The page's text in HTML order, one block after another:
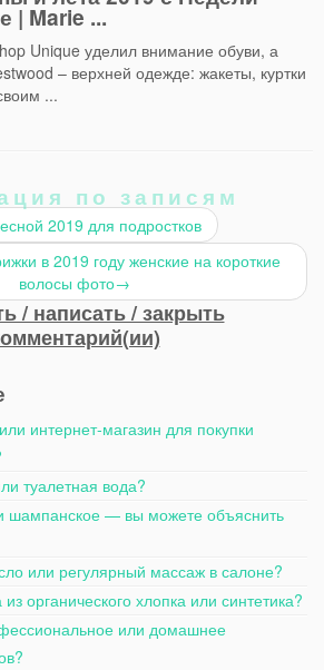
| Marie ...
Unique уделил внимание обуви, а
– верхней одежде: жакеты, куртки
...
по записям
2019 для подростков
в 2019 году женские на короткие
волосы фото→
/ написать / закрыть
интернет-магазин для покупки
туалетная вода?
шампанское — вы можете объяснить
или регулярный массаж в салоне?
органического хлопка или синтетика?
или домашнее